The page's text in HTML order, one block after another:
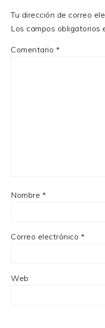
Tu dirección de correo
Los campos obligatorios
Comentario *
Nombre *
Correo electrónico *
Web